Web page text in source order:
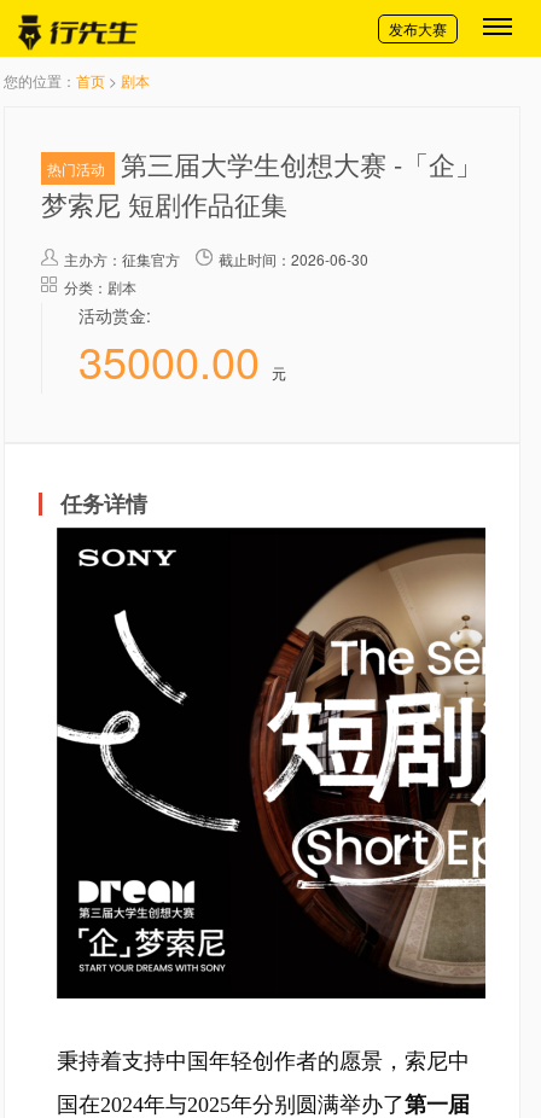
切换导航
发布大赛
您的位置： 首页 > 剧本
热门活动
第三届大学生创想大赛 -「企」
梦索尼 短剧作品征集
主办方： 征集官方
截止时间：2026-06-30
分类：剧本
活动赏金:
35000.00 元
任务详情
秉持着支持中国年轻创作者的愿景，索尼中
国在2024年与2025年分别圆满举办了第一届